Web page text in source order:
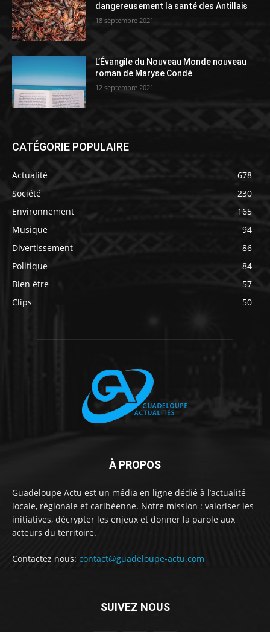
dangereusement la santé des Antillais
18 septembre 2021
L’Évangile du Nouveau Monde nouveau
roman de Maryse Condé
12 septembre 2021
CATÉGORIE POPULAIRE
Actualité
678
Société
230
Environnement
165
Musique
94
Divertissement
86
Politique
84
Bien être
57
Clips
50
À PROPOS
Guadeloupe Actu est un média en ligne dédié à l’actualité
locale, régionale et caribéenne. Notre mission : valoriser les
initiatives, décrypter les enjeux et donner la parole aux
acteurs du territoire.
Contactez nous: contact@guadeloupe-actu.com
SUIVEZ NOUS